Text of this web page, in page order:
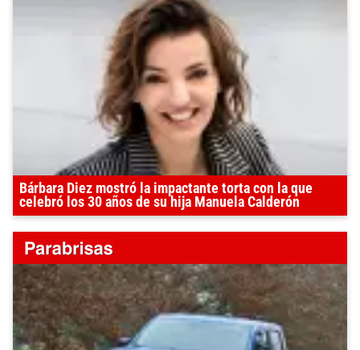
Bárbara Diez mostró la impactante torta con la que
celebró los 30 años de su hija Manuela Calderón